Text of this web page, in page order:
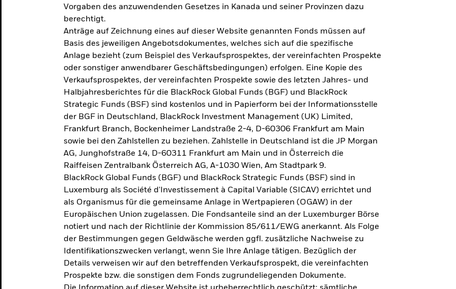
Vorgaben des anzuwendenden Gesetzes in Kanada und seiner Provinzen dazu
berechtigt.
Anträge auf Zeichnung eines auf dieser Website genannten Fonds müssen auf
Basis des jeweiligen Angebotsdokumentes, welches sich auf die spezifische
Anlage bezieht (zum Beispiel des Verkaufsprospektes, der vereinfachten Prospekte
oder sonstiger anwendbarer Geschäftsbedingungen) erfolgen. Eine Kopie des
Verkaufsprospektes, der vereinfachten Prospekte sowie des letzten Jahres- und
Halbjahresberichtes für die BlackRock Global Funds (BGF) und BlackRock
Strategic Funds (BSF) sind kostenlos und in Papierform bei der Informationsstelle
der BGF in Deutschland, BlackRock Investment Management (UK) Limited,
Frankfurt Branch, Bockenheimer Landstraße 2-4, D-60306 Frankfurt am Main
sowie bei den Zahlstellen zu beziehen. Zahlstelle in Deutschland ist die JP Morgan
AG, Junghofstraße 14, D-60311 Frankfurt am Main und in Österreich die
Raiffeisen Zentralbank Österreich AG, A-1030 Wien, Am Stadtpark 9.
BlackRock Global Funds (BGF) und BlackRock Strategic Funds (BSF) sind in
Luxemburg als Société d'Investissement à Capital Variable (SICAV) errichtet und
als Organismus für die gemeinsame Anlage in Wertpapieren (OGAW) in der
Europäischen Union zugelassen. Die Fondsanteile sind an der Luxemburger Börse
notiert und nach der Richtlinie der Kommission 85/611/EWG anerkannt. Als Folge
der Bestimmungen gegen Geldwäsche werden ggfl. zusätzliche Nachweise zu
Identifikationszwecken verlangt, wenn Sie Ihre Anlage tätigen. Bezüglich der
Details verweisen wir auf den betreffenden Verkaufsprospekt, die vereinfachten
Prospekte bzw. die sonstigen dem Fonds zugrundeliegenden Dokumente.